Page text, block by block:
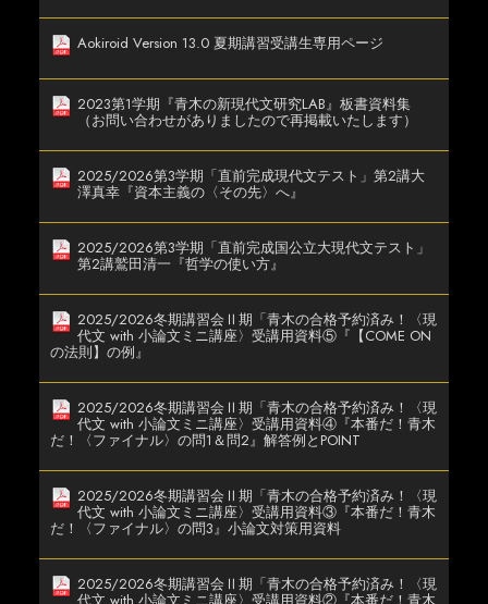
Aokiroid Version 13.0 夏期講習受講生専用ページ
2023第1学期『青木の新現代文研究LAB』板書資料集
（お問い合わせがありましたので再掲載いたします）
2025/2026第3学期「直前完成現代文テスト」第2講大
澤真幸『資本主義の〈その先〉へ』
2025/2026第3学期「直前完成国公立大現代文テスト」
第2講鷲田清一『哲学の使い方』
2025/2026冬期講習会Ⅱ期「青木の合格予約済み！〈現
代文 with 小論文ミニ講座〉受講用資料⑤『【COME ON
の法則】の例』
2025/2026冬期講習会Ⅱ期「青木の合格予約済み！〈現
代文 with 小論文ミニ講座〉受講用資料④『本番だ！青木
だ！〈ファイナル〉の問1＆問2』解答例とPOINT
2025/2026冬期講習会Ⅱ期「青木の合格予約済み！〈現
代文 with 小論文ミニ講座〉受講用資料③『本番だ！青木
だ！〈ファイナル〉の問3』小論文対策用資料
2025/2026冬期講習会Ⅱ期「青木の合格予約済み！〈現